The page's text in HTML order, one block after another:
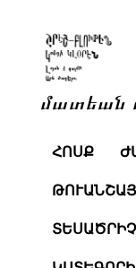
մատեան
ՀՈՍՔ
ՏԵՍԱԾՐԻՉ